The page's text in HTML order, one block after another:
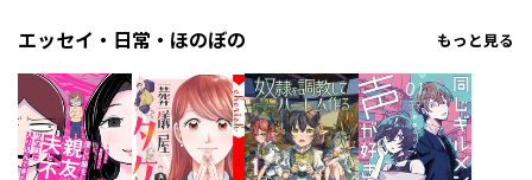
エッセイ・日常・ほのぼの もっと見る